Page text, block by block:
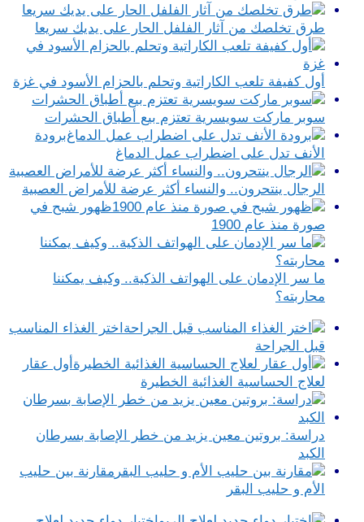
طرق تخلصك من آثار الفلفل الحار على يديك سريعا
أول كفيفة تلعب الكاراتية وتحلم بالحزام الأسود في غزة
سوبر ماركت سويسرية تعتزم بيع أطباق الحشرات
برودة
الأنف تدل على اضطراب عمل الدماغ
الرجال ينتحرون.. والنساء أكثر عرضة للأمراض العصبية
ظهور شبح في
صورة منذ عام 1900
ما سر الإدمان على الهواتف الذكية.. وكيف يمكننا
محاربته؟
اختر الغذاء المناسب
قبل الجراحة
أول عقار
لعلاج الحساسية الغذائية الخطيرة
دراسة: بروتين معين يزيد من خطر الإصابة بسرطان
الكبد
مقارنة بين حليب
الأم و حليب البقر